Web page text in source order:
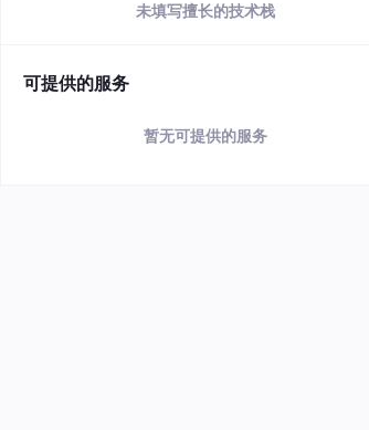
未填写擅长的技术栈
可提供的服务
暂无可提供的服务